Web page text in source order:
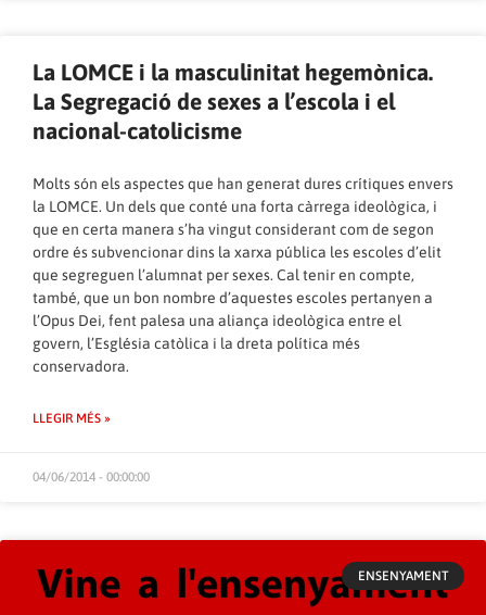
La LOMCE i la masculinitat hegemònica.
La Segregació de sexes a l’escola i el
nacional-catolicisme
Molts són els aspectes que han generat dures crítiques envers
la LOMCE. Un dels que conté una forta càrrega ideològica, i
que en certa manera s’ha vingut considerant com de segon
ordre és subvencionar dins la xarxa pública les escoles d’elit
que segreguen l’alumnat per sexes. Cal tenir en compte,
també, que un bon nombre d’aquestes escoles pertanyen a
l’Opus Dei, fent palesa una aliança ideològica entre el
govern, l’Església catòlica i la dreta política més
conservadora.
LLEGIR MÉS »
04/06/2014 - 00:00:00
ENSENYAMENT